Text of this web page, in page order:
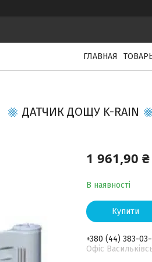
ГЛАВНАЯ
ДАТЧИК ДОЩУ K-RAIN
1 961,90 ₴
В наявності
Купити
+380 (44) 383-03-
Офіс